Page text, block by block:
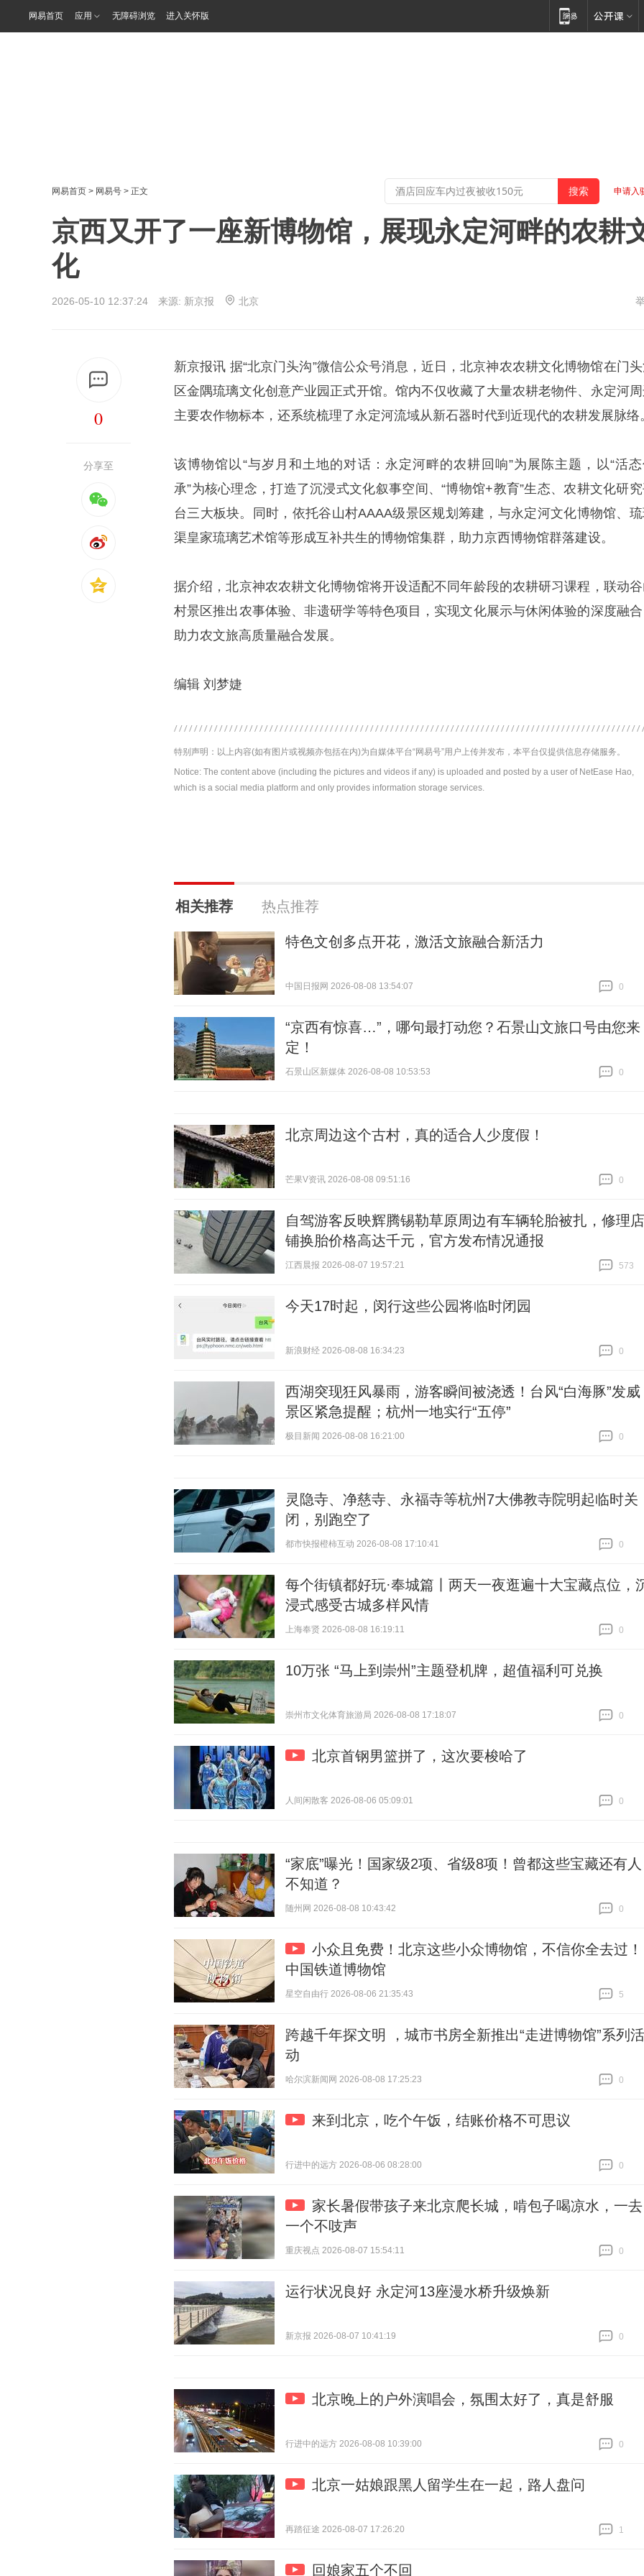
网易首页 应用 无障碍浏览 进入关怀版
网易首页 > 网易号 > 正文 申请入
京西又开了一座新博物馆，展现永定河畔的农耕
化
2026-05-10 12:37:24 来源: 新京报 北京
0
分享至
新京报讯 据“北京门头沟”微信公众号消息，近日，北京神农农耕文化博物馆在门
区金隅琉璃文化创意产业园正式开馆。馆内不仅收藏了大量农耕老物件、永定河
主要农作物标本，还系统梳理了永定河流域从新石器时代到近现代的农耕发展脉络
该博物馆以“与岁月和土地的对话：永定河畔的农耕回响”为展陈主题，以“活
承”为核心理念，打造了沉浸式文化叙事空间、“博物馆+教育”生态、农耕文化研
台三大板块。同时，依托谷山村AAAA级景区规划筹建，与永定河文化博物馆、
渠皇家琉璃艺术馆等形成互补共生的博物馆集群，助力京西博物馆群落建设。
据介绍，北京神农农耕文化博物馆将开设适配不同年龄段的农耕研习课程，联动
村景区推出农事体验、非遗研学等特色项目，实现文化展示与休闲体验的深度融
助力农文旅高质量融合发展。
编辑 刘梦婕
特别声明：以上内容(如有图片或视频亦包括在内)为自媒体平台“网易号”用户上传并发布，本平台仅提供信息存储服务。
Notice: The content above (including the pictures and videos if any) is uploaded and posted by a user of NetEase Hao,
which is a social media platform and only provides information storage services.
相关推荐 热点推荐
特色文创多点开花，激活文旅融合新活力
中国日报网 2026-08-08 13:54:07
0
“京西有惊喜…”，哪句最打动您？石景山文旅口号由您来
定！
石景山区新媒体 2026-08-08 10:53:53
0
北京周边这个古村，真的适合人少度假！
芒果V资讯 2026-08-08 09:51:16
0
自驾游客反映辉腾锡勒草原周边有车辆轮胎被扎，修理店
铺换胎价格高达千元，官方发布情况通报
江西晨报 2026-08-07 19:57:21
573
今天17时起，闵行这些公园将临时闭园
新浪财经 2026-08-08 16:34:23
0
西湖突现狂风暴雨，游客瞬间被浇透！台风“白海豚”发威
景区紧急提醒；杭州一地实行“五停”
极目新闻 2026-08-08 16:21:00
0
灵隐寺、净慈寺、永福寺等杭州7大佛教寺院明起临时关
闭，别跑空了
都市快报橙柿互动 2026-08-08 17:10:41
0
每个街镇都好玩·奉城篇丨两天一夜逛遍十大宝藏点位，
浸式感受古城多样风情
上海奉贤 2026-08-08 16:19:11
0
10万张 “马上到崇州”主题登机牌，超值福利可兑换
崇州市文化体育旅游局 2026-08-08 17:18:07
0
北京首钢男篮拼了，这次要梭哈了
人间闲散客 2026-08-06 05:09:01
0
“家底”曝光！国家级2项、省级8项！曾都这些宝藏还有人
不知道？
随州网 2026-08-08 10:43:42
0
小众且免费！北京这些小众博物馆，不信你全去过！
中国铁道博物馆
星空自由行 2026-08-06 21:35:43
5
跨越千年探文明 ，城市书房全新推出“走进博物馆”系列活
动
哈尔滨新闻网 2026-08-08 17:25:23
0
来到北京，吃个午饭，结账价格不可思议
行进中的远方 2026-08-06 08:28:00
0
家长暑假带孩子来北京爬长城，啃包子喝凉水，一去
一个不吱声
重庆视点 2026-08-07 15:54:11
0
运行状况良好 永定河13座漫水桥升级焕新
新京报 2026-08-07 10:41:19
0
北京晚上的户外演唱会，氛围太好了，真是舒服
行进中的远方 2026-08-08 10:39:00
0
北京一姑娘跟黑人留学生在一起，路人盘问
再踏征途 2026-08-07 17:26:20
1
回娘家五个不回